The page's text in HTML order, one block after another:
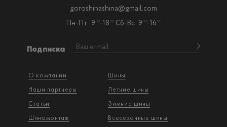
О компании
Наши партнеры
Статьи
Шиномонтаж
Шины
Летние шины
Зимние шины
Всесезонные шины
Подписка
Пн-Пт: 9 00-18 00 Сб-Вс: 9 00-16 00
goroshinashina@gmail.com